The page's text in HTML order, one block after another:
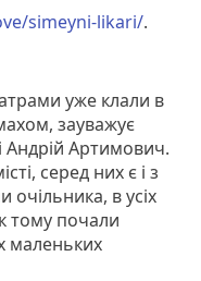
simeyni-likari/.
уже клали в
зауважує
Андрій Артимович.
серед них є і з
в усіх
тому почали
маленьких